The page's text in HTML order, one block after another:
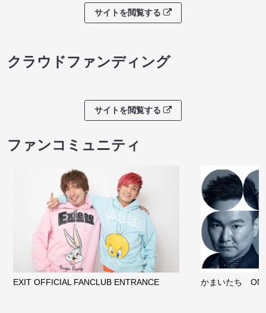
サイトを閲覧する
クラウドファンディング
サイトを閲覧する
ファンコミュニティ
EXIT OFFICIAL FANCLUB ENTRANCE かまいたち